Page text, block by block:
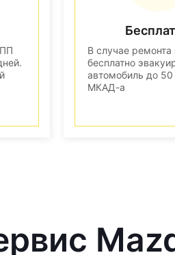
В случае
бесплатно
автомобиль до 50
МКАД-а